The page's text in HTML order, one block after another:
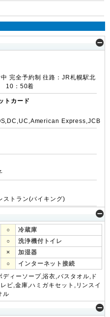
完全予約制 往路：JR札幌駅北
10：50着
トカード
Express,JCB
ストラン(バイキング)
○
冷蔵庫
○
洗浄機付トイレ
×
加湿器
○
インターネット接続
ィーソープ,浴衣,バスタオル,ド
ビ,金庫,ハミガキセット,リンスイ
ル